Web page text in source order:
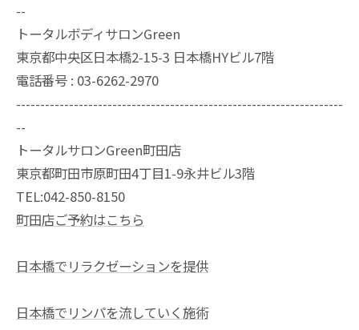
--
トータルボディサロンGreen
東京都中央区日本橋2-15-3 日本橋HYビル7階
電話番号 : 03-6262-2970
--------------------------------------------------------------------
--
トータルサロンGreen町田店
東京都町田市原町田4丁目1-9永井ビル3階
TEL:042-850-8150
町田店ご予約はこちら
日本橋でリラクゼーションを提供
日本橋でリンパを流していく施術